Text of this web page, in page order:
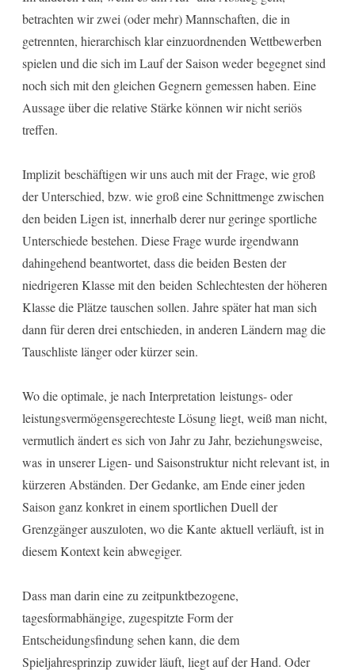
betrachten wir zwei (oder mehr) Mannschaften, die in
getrennten, hierarchisch klar einzuordnenden Wettbewerben
spielen und die sich im Lauf der Saison weder begegnet sind
noch sich mit den gleichen Gegnern gemessen haben. Eine
Aussage über die relative Stärke können wir nicht seriös
treffen.
Implizit beschäftigen wir uns auch mit der Frage, wie groß
der Unterschied, bzw. wie groß eine Schnittmenge zwischen
den beiden Ligen ist, innerhalb derer nur geringe sportliche
Unterschiede bestehen. Diese Frage wurde irgendwann
dahingehend beantwortet, dass die beiden Besten der
niedrigeren Klasse mit den beiden Schlechtesten der höheren
Klasse die Plätze tauschen sollen. Jahre später hat man sich
dann für deren drei entschieden, in anderen Ländern mag die
Tauschliste länger oder kürzer sein.
Wo die optimale, je nach Interpretation leistungs- oder
leistungsvermögensgerechteste Lösung liegt, weiß man nicht,
vermutlich ändert es sich von Jahr zu Jahr, beziehungsweise,
was in unserer Ligen- und Saisonstruktur nicht relevant ist, in
kürzeren Abständen. Der Gedanke, am Ende einer jeden
Saison ganz konkret in einem sportlichen Duell der
Grenzgänger auszuloten, wo die Kante aktuell verläuft, ist in
diesem Kontext kein abwegiger.
Dass man darin eine zu zeitpunktbezogene,
tagesformabhängige, zugespitzte Form der
Entscheidungsfindung sehen kann, die dem
Spieljahresprinzip zuwider läuft, liegt auf der Hand. Oder